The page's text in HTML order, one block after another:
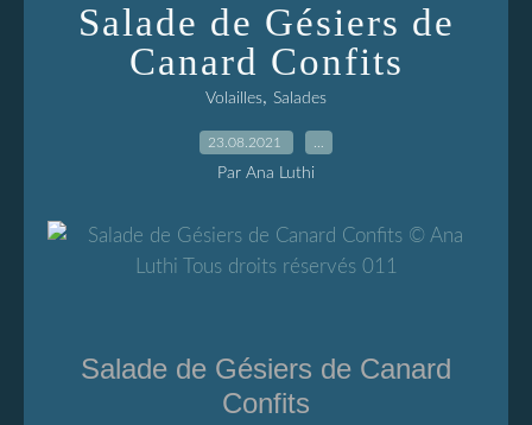
Salade de Gésiers de
Canard Confits
Volailles, Salades
23.08.2021
Par Ana Luthi
Salade de Gésiers de Canard
Confits